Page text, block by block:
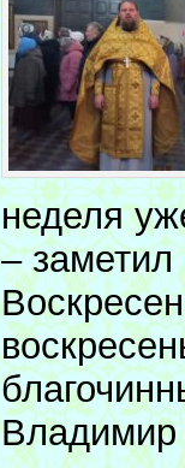
неделя
–